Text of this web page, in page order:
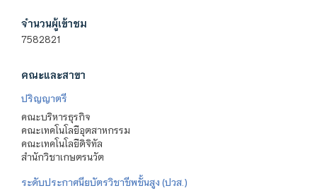
จำนวนผู้เข้าชม
7582821
คณะและสาขา
ปริญญาตรี
คณะบริหารธุรกิจ
คณะเทคโนโลยีอุตสาหกรรม
คณะเทคโนโลยีดิจิทัล
สำนักวิชาเกษตรนวัต
ระดับประกาศนียบัตรวิชาชีพชั้นสูง (ปวส.)